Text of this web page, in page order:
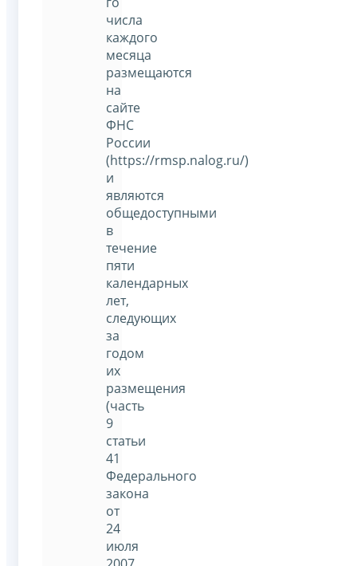
числа
каждого
месяца
размещаются
на
сайте
ФНС
России
(https://rmsp.nalog.ru/)
и
являются
общедоступными
в
течение
пяти
календарных
лет,
следующих
за
годом
их
размещения
(часть
9
статьи
41
Федерального
закона
от
24
июля